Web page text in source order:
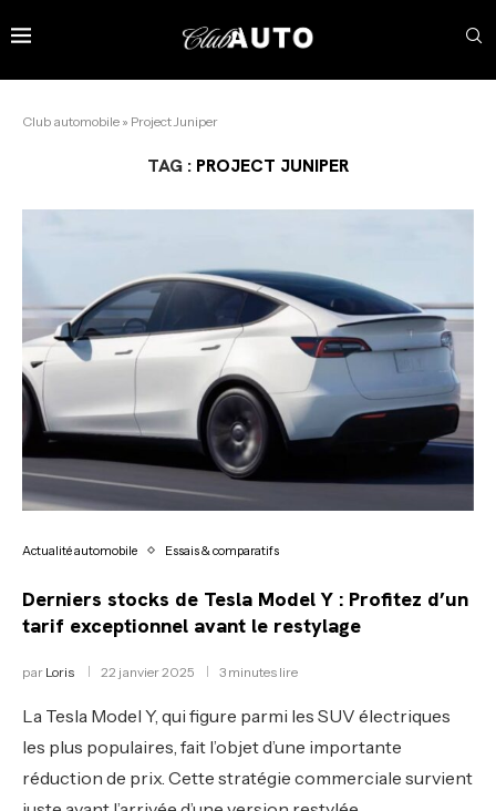
Club automobile » Project Juniper
TAG : PROJECT JUNIPER
Actualité automobile Essais & comparatifs
Derniers stocks de Tesla Model Y : Profitez d’un
tarif exceptionnel avant le restylage
par Loris 22 janvier 2025 3 minutes lire
La Tesla Model Y, qui figure parmi les SUV électriques
les plus populaires, fait l’objet d’une importante
réduction de prix. Cette stratégie commerciale survient